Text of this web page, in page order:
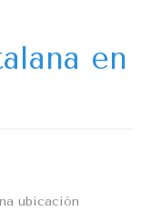
en
ubicación